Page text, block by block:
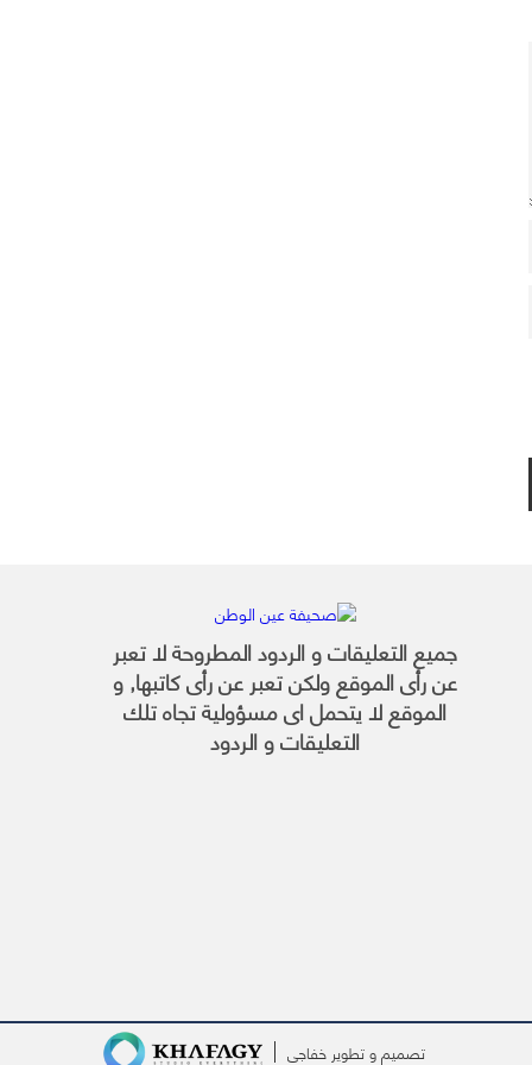
جميع التعليقات و الردود المطروحة لا تعبر
عن رأى الموقع ولكن تعبر عن رأى كاتبها, و
الموقع لا يتحمل اى مسؤولية تجاه تلك
التعليقات و الردود
تصميم و تطوير خفاجى